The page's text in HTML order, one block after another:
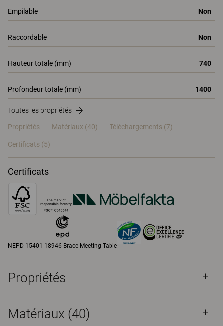
Empilable Non
Raccordable Non
Hauteur totale (mm) 740
Profondeur totale (mm) 1400
Toutes les propriétés
Propriétés Matériaux (40) Téléchargements (7)
Certificats (5)
Certificats
NEPD-15401-18946 Brace Meeting Table
Propriétés
Matériaux (40)